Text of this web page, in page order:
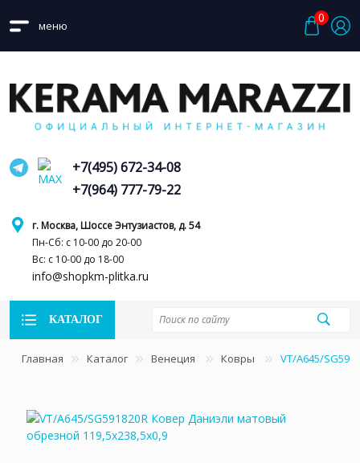
меню
0
г. Москва, Шоссе Энтузиастов, д. 54
Пн-Сб: с 10-00 до 20-00
Вс: с 10-00 до 18-00
info@shopkm-plitka.ru
+7(495) 672-34-08
+7(964) 777-79-22
КАТАЛОГ
Главная Каталог Венеция Ковры VT/A645/